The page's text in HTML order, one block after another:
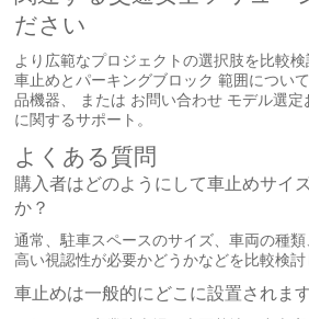
ださい
より広範なプロジェクトの選択肢を比較
車止めとパーキングブロック 範囲につい
品機器 、 または お問い合わせ モデル選定
に関するサポート。
よくある質問
購入者はどのようにして車止めサイ
か？
通常、駐車スペースのサイズ、車両の種
高い視認性が必要かどうかなどを比較検討
車止めは一般的にどこに設置されま